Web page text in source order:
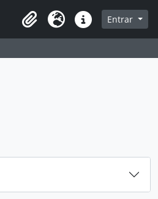
Idioma Ligações rápidas
Entrar